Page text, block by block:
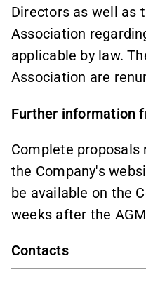
Directors as well as
Association
applicable by law.
Association are
Further information
Complete proposals
the Company's
be available on the
weeks after the
Contacts